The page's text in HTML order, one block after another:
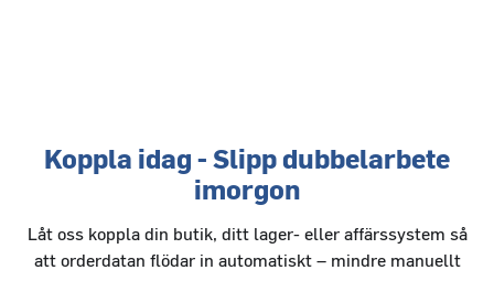
Koppla idag - Slipp dubbelarbete
imorgon
Låt oss koppla din butik, ditt lager- eller affärssystem så
att orderdatan flödar in automatiskt – mindre manuellt